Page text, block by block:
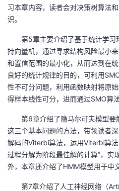
习本章内容，读者会对决策树算法
识。
第5章主要介绍了基于统计学习
持向量机，通过寻求结构风险最小
和置信范围的最小化，从而达到在
良好的统计规律的目的，可利用
性不可分问题，利用函数映射将原
得样本线性可分，进而通过SMO算
第6章介绍了隐马尔可夫模型要
这三个基本问题的方法，带领读者
解码的Viterbi算法，运用Viterbi算
过程分解为阶段最佳解的计算”，实
外，本章还介绍了HMM模型用于中
第7章介绍了人工神经网络（